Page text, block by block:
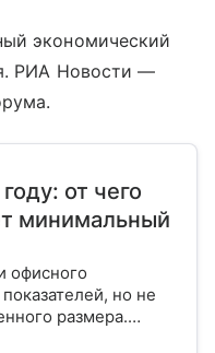
экономический
РИА Новости —
от чего
минимальный
офисного
но не
размера.
МРОТ и чему он